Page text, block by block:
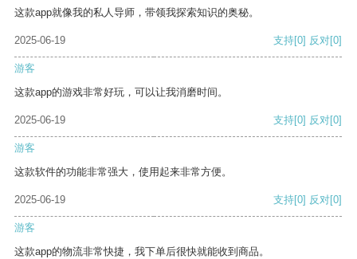
这款app就像我的私人导师，带领我探索知识的奥秘。
2025-06-19 支持[0] 反对[0]
游客
这款app的游戏非常好玩，可以让我消磨时间。
2025-06-19 支持[0] 反对[0]
游客
这款软件的功能非常强大，使用起来非常方便。
2025-06-19 支持[0] 反对[0]
游客
这款app的物流非常快捷，我下单后很快就能收到商品。